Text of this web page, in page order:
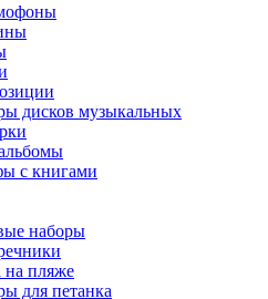
дисков музыкальных
с книгами
наборы
на пляже
для петанка